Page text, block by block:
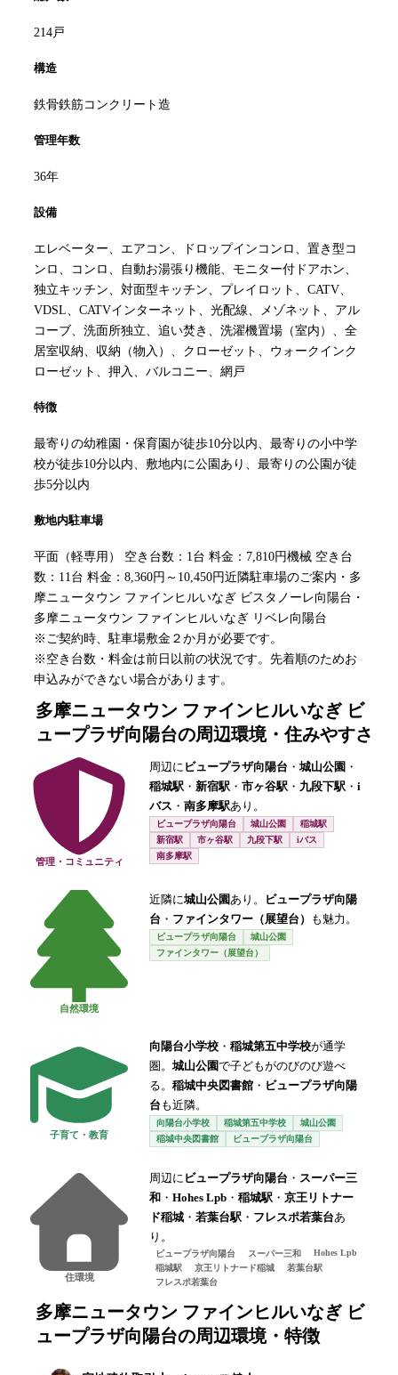
214戸
構造
鉄骨鉄筋コンクリート造
管理年数
36年
設備
エレベーター、エアコン、ドロップインコンロ、置き型コ
ンロ、コンロ、自動お湯張り機能、モニター付ドアホン、
独立キッチン、対面型キッチン、プレイロット、CATV、
VDSL、CATVインターネット、光配線、メゾネット、アル
コーブ、洗面所独立、追い焚き、洗濯機置場（室内）、全
居室収納、収納（物入）、クローゼット、ウォークインク
ローゼット、押入、バルコニー、網戸
特徴
最寄りの幼稚園・保育園が徒歩10分以内、最寄りの小中学
校が徒歩10分以内、敷地内に公園あり、最寄りの公園が徒
歩5分以内
敷地内駐車場
平面（軽専用） 空き台数：1台 料金：7,810円機械 空き台
数：11台 料金：8,360円～10,450円近隣駐車場のご案内・多
摩ニュータウン ファインヒルいなぎ ビスタノーレ向陽台・
多摩ニュータウン ファインヒルいなぎ リベレ向陽台
※ご契約時、駐車場敷金２か月が必要です。
※空き台数・料金は前日以前の状況です。先着順のためお
申込みができない場合があります。
多摩ニュータウン ファインヒルいなぎ ビ
ュープラザ向陽台の周辺環境・住みやすさ
管理・コミュニティ
周辺に ビュープラザ向陽台 ・ 城山公園 ・
稲城駅 ・ 新宿駅 ・ 市ヶ谷駅 ・ 九段下駅 ・ i
バス ・ 南多摩駅あり。
ビュープラザ向陽台 城山公園
稲城駅
新宿駅
市ヶ谷駅 九段下駅
iバス
南多摩駅
自然環境
近隣に城山公園 あり。
ビュープラザ向陽
台 ・ ファインタワー（展望台） も魅力。
ビュープラザ向陽台
城山公園
ファインタワー（展望台）
子育て・教育
向陽台小学校 ・ 稲城第五中学校が通学
圏。 城山公園で子どもがのびのび遊べ
る。 稲城中央図書館 ・ ビュープラザ向陽
台 も近隣。
向陽台小学校 稲城第五中学校
城山公園
稲城中央図書館
ビュープラザ向陽台
住環境
周辺に ビュープラザ向陽台 ・ スーパー三
和 ・ Hohes Lpb ・ 稲城駅 ・ 京王リトナー
ド稲城 ・ 若葉台駅 ・ フレスポ若葉台あ
り。
ビュープラザ向陽台 スーパー三和
Hohes Lpb
稲城駅
京王リトナード稲城
若葉台駅
フレスポ若葉台
多摩ニュータウン ファインヒルいなぎ ビ
ュープラザ向陽台の周辺環境・特徴